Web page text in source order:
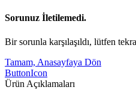
Sorunuz İletilemedi.
Bir sorunla karşılaşıldı, lütfen
Tamam, Anasayfaya Dön
ButtonIcon
Ürün Açıklamaları